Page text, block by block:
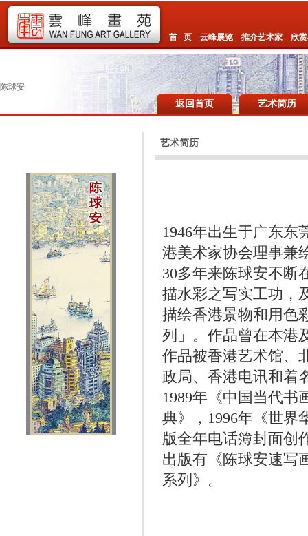
首 页 云峰展览 推介艺术家 欣
陈球安
返回首页 艺术简历
艺术简历
1946年出生于广东东
港美术家协会理事兼
30多年来陈球安不断
描水彩之写实工功，
描绘香港景物和用色
列」。作品曾在本港
作品被香港艺术馆、
政局、香港电讯和着
1989年《中国当代书
典》，1996年《世界
版全年电话簿封面创
出版有《陈球安速写
系列》。